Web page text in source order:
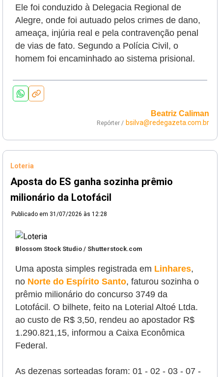
Ele foi conduzido à Delegacia Regional de
Alegre, onde foi autuado pelos crimes de dano,
ameaça, injúria real e pela contravenção penal
de vias de fato. Segundo a Polícia Civil, o
homem foi encaminhado ao sistema prisional.
Beatriz Caliman
Repórter / bsilva@redegazeta.com.br
Loteria
Aposta do ES ganha sozinha prêmio
milionário da Lotofácil
Publicado em 31/07/2026 às 12:28
Blossom Stock Studio / Shutterstock.com
Uma aposta simples registrada em Linhares,
no Norte do Espírito Santo, faturou sozinha o
prêmio milionário do concurso 3749 da
Lotofácil. O bilhete, feito na Loterial Altoé Ltda.
ao custo de R$ 3,50, rendeu ao apostador R$
1.290.821,15, informou a Caixa Econômica
Federal.
As dezenas sorteadas foram: 01 - 02 - 03 - 07 -